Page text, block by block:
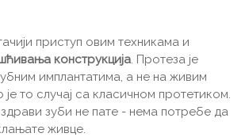
приступ овим техникама и
конструкција. Протеза је
имплантатима, а не на живим
то случај са класичном протетиком.
зуби не пате - нема потребе да
живце.